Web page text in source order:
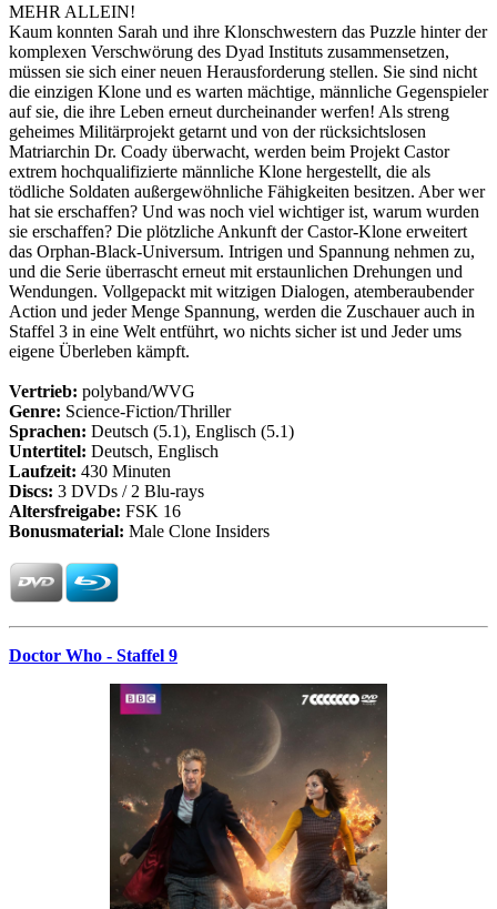
MEHR ALLEIN!
Kaum konnten Sarah und ihre Klonschwestern das Puzzle hinter der
komplexen Verschwörung des Dyad Instituts zusammensetzen,
müssen sie sich einer neuen Herausforderung stellen. Sie sind nicht
die einzigen Klone und es warten mächtige, männliche Gegenspieler
auf sie, die ihre Leben erneut durcheinander werfen! Als streng
geheimes Militärprojekt getarnt und von der rücksichtslosen
Matriarchin Dr. Coady überwacht, werden beim Projekt Castor
extrem hochqualifizierte männliche Klone hergestellt, die als
tödliche Soldaten außergewöhnliche Fähigkeiten besitzen. Aber wer
hat sie erschaffen? Und was noch viel wichtiger ist, warum wurden
sie erschaffen? Die plötzliche Ankunft der Castor-Klone erweitert
das Orphan-Black-Universum. Intrigen und Spannung nehmen zu,
und die Serie überrascht erneut mit erstaunlichen Drehungen und
Wendungen. Vollgepackt mit witzigen Dialogen, atemberaubender
Action und jeder Menge Spannung, werden die Zuschauer auch in
Staffel 3 in eine Welt entführt, wo nichts sicher ist und Jeder ums
eigene Überleben kämpft.
Vertrieb: polyband/WVG
Genre: Science-Fiction/Thriller
Sprachen: Deutsch (5.1), Englisch (5.1)
Untertitel: Deutsch, Englisch
Laufzeit: 430 Minuten
Discs: 3 DVDs / 2 Blu-rays
Altersfreigabe: FSK 16
Bonusmaterial: Male Clone Insiders
Doctor Who - Staffel 9